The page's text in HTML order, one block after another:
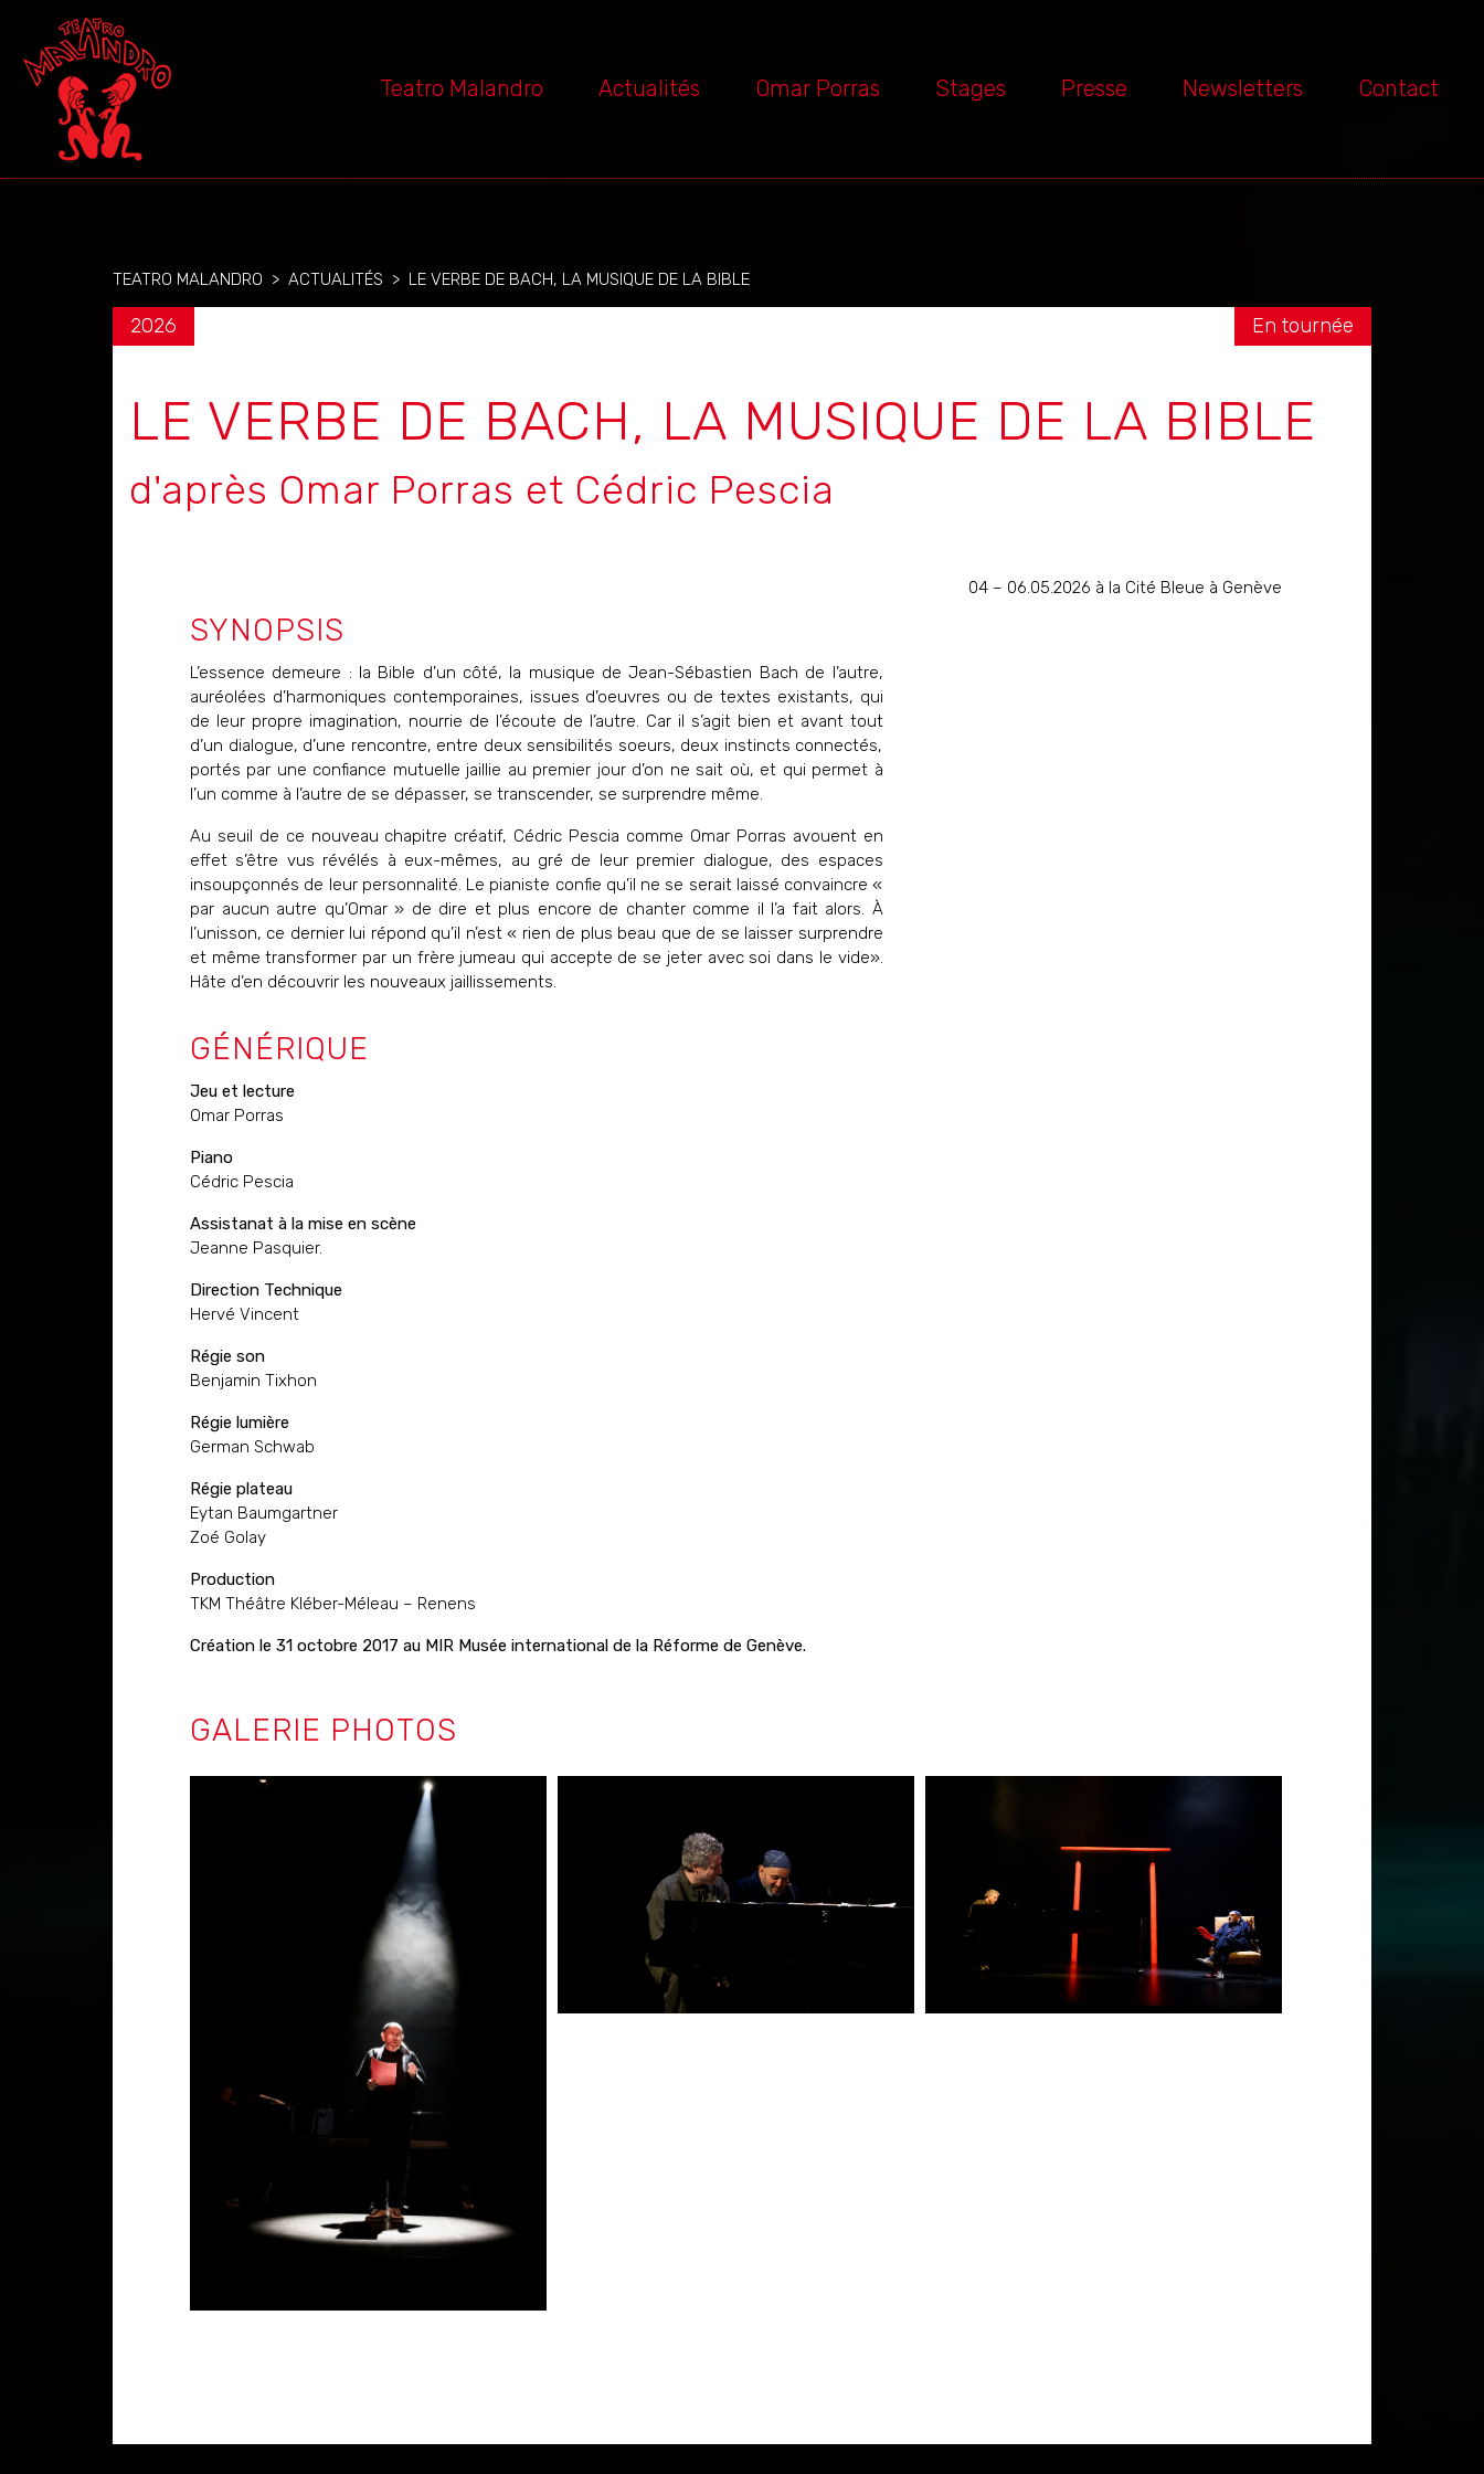
Teatro Malandro Actualités Omar Porras Stages Presse Newsletters Contact
TEATRO MALANDRO > ACTUALITÉS > LE VERBE DE BACH, LA MUSIQUE DE LA BIBLE
En tournée
2026
LE VERBE DE BACH, LA MUSIQUE DE LA BIBLE
d'après Omar Porras et Cédric Pescia
SYNOPSIS
L’essence demeure : la Bible d’un côté, la musique de Jean-Sébastien Bach de l’autre,
auréolées d’harmoniques contemporaines, issues d’oeuvres ou de textes existants, qui
de leur propre imagination, nourrie de l’écoute de l’autre. Car il s’agit bien et avant tout
d’un dialogue, d’une rencontre, entre deux sensibilités soeurs, deux instincts connectés,
portés par une confiance mutuelle jaillie au premier jour d’on ne sait où, et qui permet à
l’un comme à l’autre de se dépasser, se transcender, se surprendre même.
Au seuil de ce nouveau chapitre créatif, Cédric Pescia comme Omar Porras avouent en
effet s’être vus révélés à eux-mêmes, au gré de leur premier dialogue, des espaces
insoupçonnés de leur personnalité. Le pianiste confie qu’il ne se serait laissé convaincre «
par aucun autre qu’Omar » de dire et plus encore de chanter comme il l’a fait alors. À
l’unisson, ce dernier lui répond qu’il n’est « rien de plus beau que de se laisser surprendre
et même transformer par un frère jumeau qui accepte de se jeter avec soi dans le vide».
Hâte d’en découvrir les nouveaux jaillissements.
GÉNÉRIQUE
Jeu et lecture
Omar Porras
Piano
Cédric Pescia
Assistanat à la mise en scène
Jeanne Pasquier.
Direction Technique
Hervé Vincent
Régie son
Benjamin Tixhon
Régie lumière
German Schwab
Régie plateau
Eytan Baumgartner
Zoé Golay
Production
TKM Théâtre Kléber-Méleau – Renens
Création le 31 octobre 2017 au MIR Musée international de la Réforme de Genève.
04 – 06.05.2026 à la Cité Bleue à Genève
GALERIE PHOTOS